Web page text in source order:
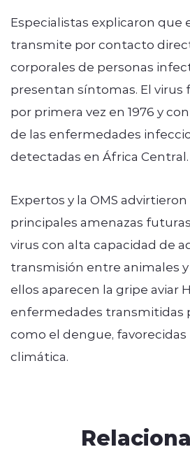
Especialistas explicaron que
transmite por contacto
corporales de personas
presentan síntomas. El
por primera vez en 1976 y
de las enfermedades
detectadas en África Central.
Expertos y la OMS
principales amenazas
virus con alta capacidad de
transmisión entre animales
ellos aparecen la gripe aviar
enfermedades transmitidas
como el dengue, favorecidas
climática.